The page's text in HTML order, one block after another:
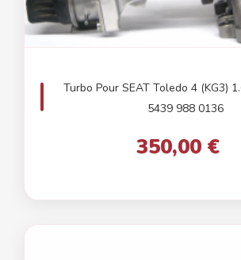
Turbo Pour SEAT Toledo 4 (KG3)
5439 988 0136
350,00 €